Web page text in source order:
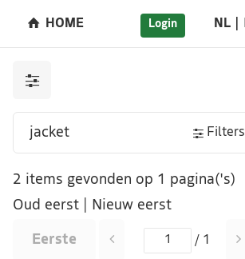
HOME Login NL
Filters
2 items gevonden op 1 pagina('s)
Oud eerst
Nieuw eerst
Eerste / 1